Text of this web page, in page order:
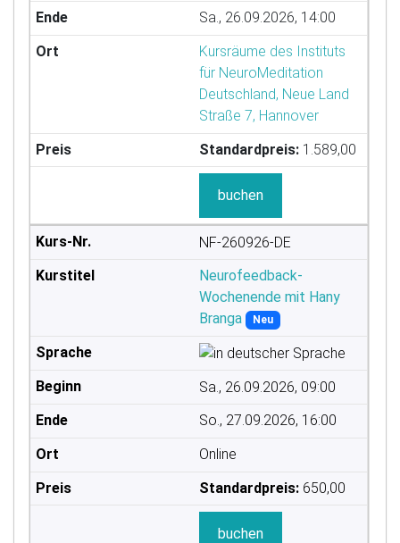
Sa., 26.09.2026, 14:00
Kursräume des Instituts
für NeuroMeditation
Deutschland, Neue Land
Straße 7, Hannover
Standardpreis: 1.589,00
buchen
NF-260926-DE
Neurofeedback-
Wochenende mit Hany
Branga
Neu
Sa., 26.09.2026, 09:00
So., 27.09.2026, 16:00
Online
Standardpreis: 650,00
buchen